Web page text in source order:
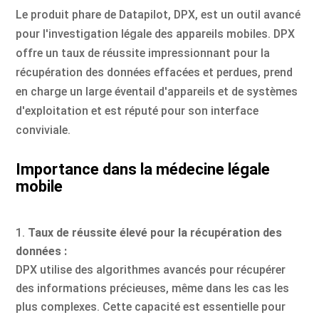
Le produit phare de Datapilot, DPX, est un outil avancé
pour l'investigation légale des appareils mobiles. DPX
offre un taux de réussite impressionnant pour la
récupération des données effacées et perdues, prend
en charge un large éventail d'appareils et de systèmes
d'exploitation et est réputé pour son interface
conviviale.
Importance dans la médecine légale
mobile
Taux de réussite élevé pour la récupération des
données :
DPX utilise des algorithmes avancés pour récupérer
des informations précieuses, même dans les cas les
plus complexes. Cette capacité est essentielle pour